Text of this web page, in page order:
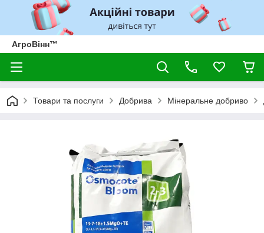
АгроВінн™
Товари та послуги Добрива Мінеральне добриво